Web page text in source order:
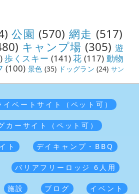
公園 (570) 網走 (517)
キャンプ場 (305) 遊
歩くスキー (141)花 (117) 動物
(100) 景色 (35) ドッグラン (24) サン
イベートサイト（ペット可）
カーサイト（ペット可）
ト デイキャンプ・BBQ
バリアフリーロッジ 6人用
施設 ブログ イベント